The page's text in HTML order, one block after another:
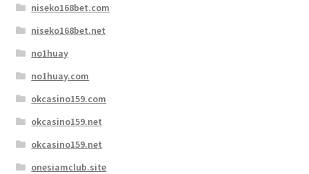
niseko168bet.com
niseko168bet.net
no1huay
no1huay.com
okcasino159.com
okcasino159.net
okcasino159.net
onesiamclub.site